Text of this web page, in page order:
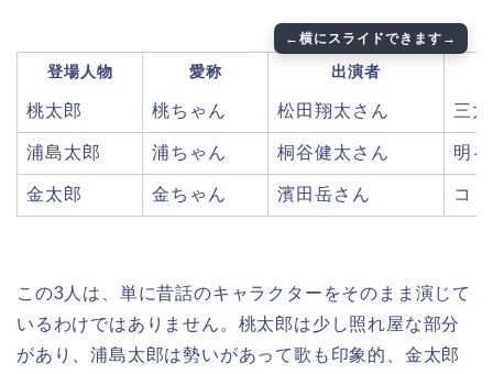
登場人物 愛称 出演者
桃太郎 桃ちゃん 松田翔太さん 三
浦島太郎 浦ちゃん 桐谷健太さん 明
金太郎 金ちゃん 濱田岳さん コ
この3人は、単に昔話のキャラクターをそのまま演じて
いるわけではありません。桃太郎は少し照れ屋な部分
があり、浦島太郎は勢いがあって歌も印象的、金太郎